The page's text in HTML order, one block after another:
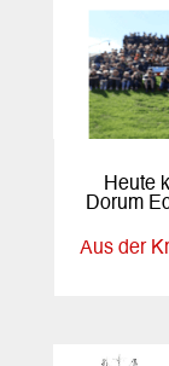
Heute
Dorum
Aus der